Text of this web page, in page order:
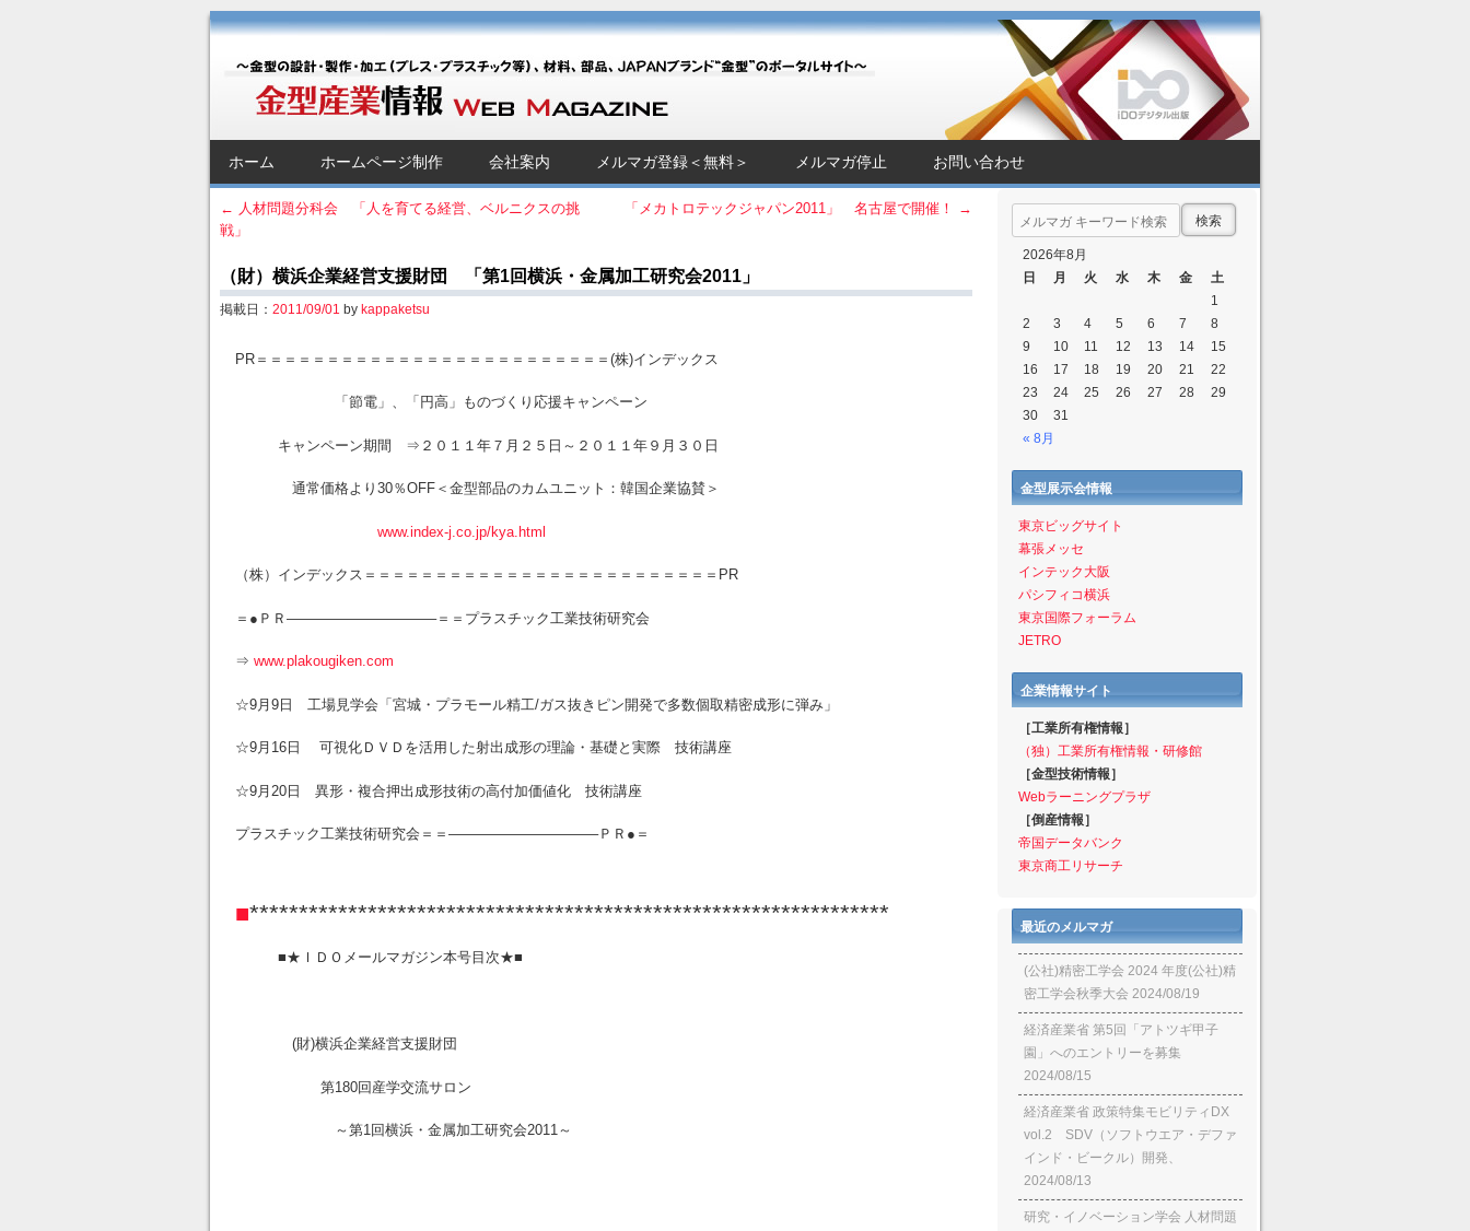
金型産業情報 [Web Magazine]
Menu
SKIP TO CONTENT
ホーム ホームページ制作 会社案内 メルマガ登録＜無料＞ メルマガ停止 お問い合わせ
Post navigation
← 人材問題分科会 「人を育てる経営、ベルニクスの挑
戦」
「メカトロテックジャパン2011」 名古屋で開催！ →
（財）横浜企業経営支援財団 「第1回横浜・金属加工研究会2011」
掲載日：2011/09/01 by kappaketsu
PR＝＝＝＝＝＝＝＝＝＝＝＝＝＝＝＝＝＝＝＝＝＝＝＝＝(株)インデックス
「節電」、「円高」ものづくり応援キャンペーン
キャンペーン期間 ⇒２０１１年７月２５日～２０１１年９月３０日
通常価格より30％OFF＜金型部品のカムユニット：韓国企業協賛＞
www.index-j.co.jp/kya.html
（株）インデックス＝＝＝＝＝＝＝＝＝＝＝＝＝＝＝＝＝＝＝＝＝＝＝＝＝PR
＝●ＰＲ——————————–＝＝プラスチック工業技術研究会
⇒ www.plakougiken.com
☆9月9日 工場見学会「宮城・プラモール精工/ガス抜きピン開発で多数個取精密成形に弾み」
☆9月16日 可視化ＤＶＤを活用した射出成形の理論・基礎と実際 技術講座
☆9月20日 異形・複合押出成形技術の高付加価値化 技術講座
プラスチック工業技術研究会＝＝——————————–ＰＲ●＝
■*****************************************************************
■★ＩＤＯメールマガジン本号目次★■
(財)横浜企業経営支援財団
第180回産学交流サロン
～第1回横浜・金属加工研究会2011～
2026年8月
日
月 火 水 木 金 土
« 8月
1
2
3 4 5 6 7
8
9
10 11 12 13 14
15
16
17 18 19 20 21
22
23
24 25 26 27 28
29
30
31
金型展示会情報
東京ビッグサイト
幕張メッセ
インテック大阪
パシフィコ横浜
東京国際フォーラム
JETRO
企業情報サイト
［工業所有権情報］
（独）工業所有権情報・研修館
［金型技術情報］
Webラーニングプラザ
［倒産情報］
帝国データバンク
東京商工リサーチ
最近のメルマガ
(公社)精密工学会 2024 年度(公社)精
密工学会秋季大会 2024/08/19
経済産業省 第5回「アトツギ甲子
園」へのエントリーを募集
2024/08/15
経済産業省 政策特集モビリティDX
vol.2 SDV（ソフトウエア・デファ
インド・ビークル）開発、
2024/08/13
研究・イノベーション学会 人材問題